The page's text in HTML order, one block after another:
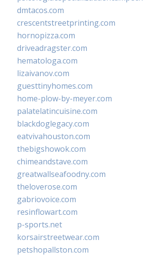
dmtacos.com
crescentstreetprinting.com
hornopizza.com
driveadragster.com
hematologa.com
lizaivanov.com
guesttinyhomes.com
home-plow-by-meyer.com
palatelatincuisine.com
blackdoglegacy.com
eatvivahouston.com
thebigshowok.com
chimeandstave.com
greatwallseafoodny.com
theloverose.com
gabriovoice.com
resinflowart.com
p-sports.net
korsairstreetwear.com
petshopallston.com